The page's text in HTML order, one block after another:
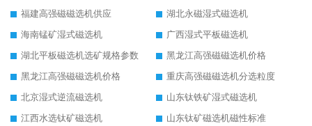
福建高强磁磁选机供应
湖北永磁湿式磁选机
海南锰矿湿式磁选机
广西湿式平板磁选机
湖北平板磁选机选矿规格参数
黑龙江高强磁磁选机价格
黑龙江高强磁磁选机价格
重庆高强磁磁选机分选粒度
北京湿式逆流磁选机
山东钛铁矿湿式磁选机
江西水选钛矿磁选机
山东钛矿磁选机磁性标准